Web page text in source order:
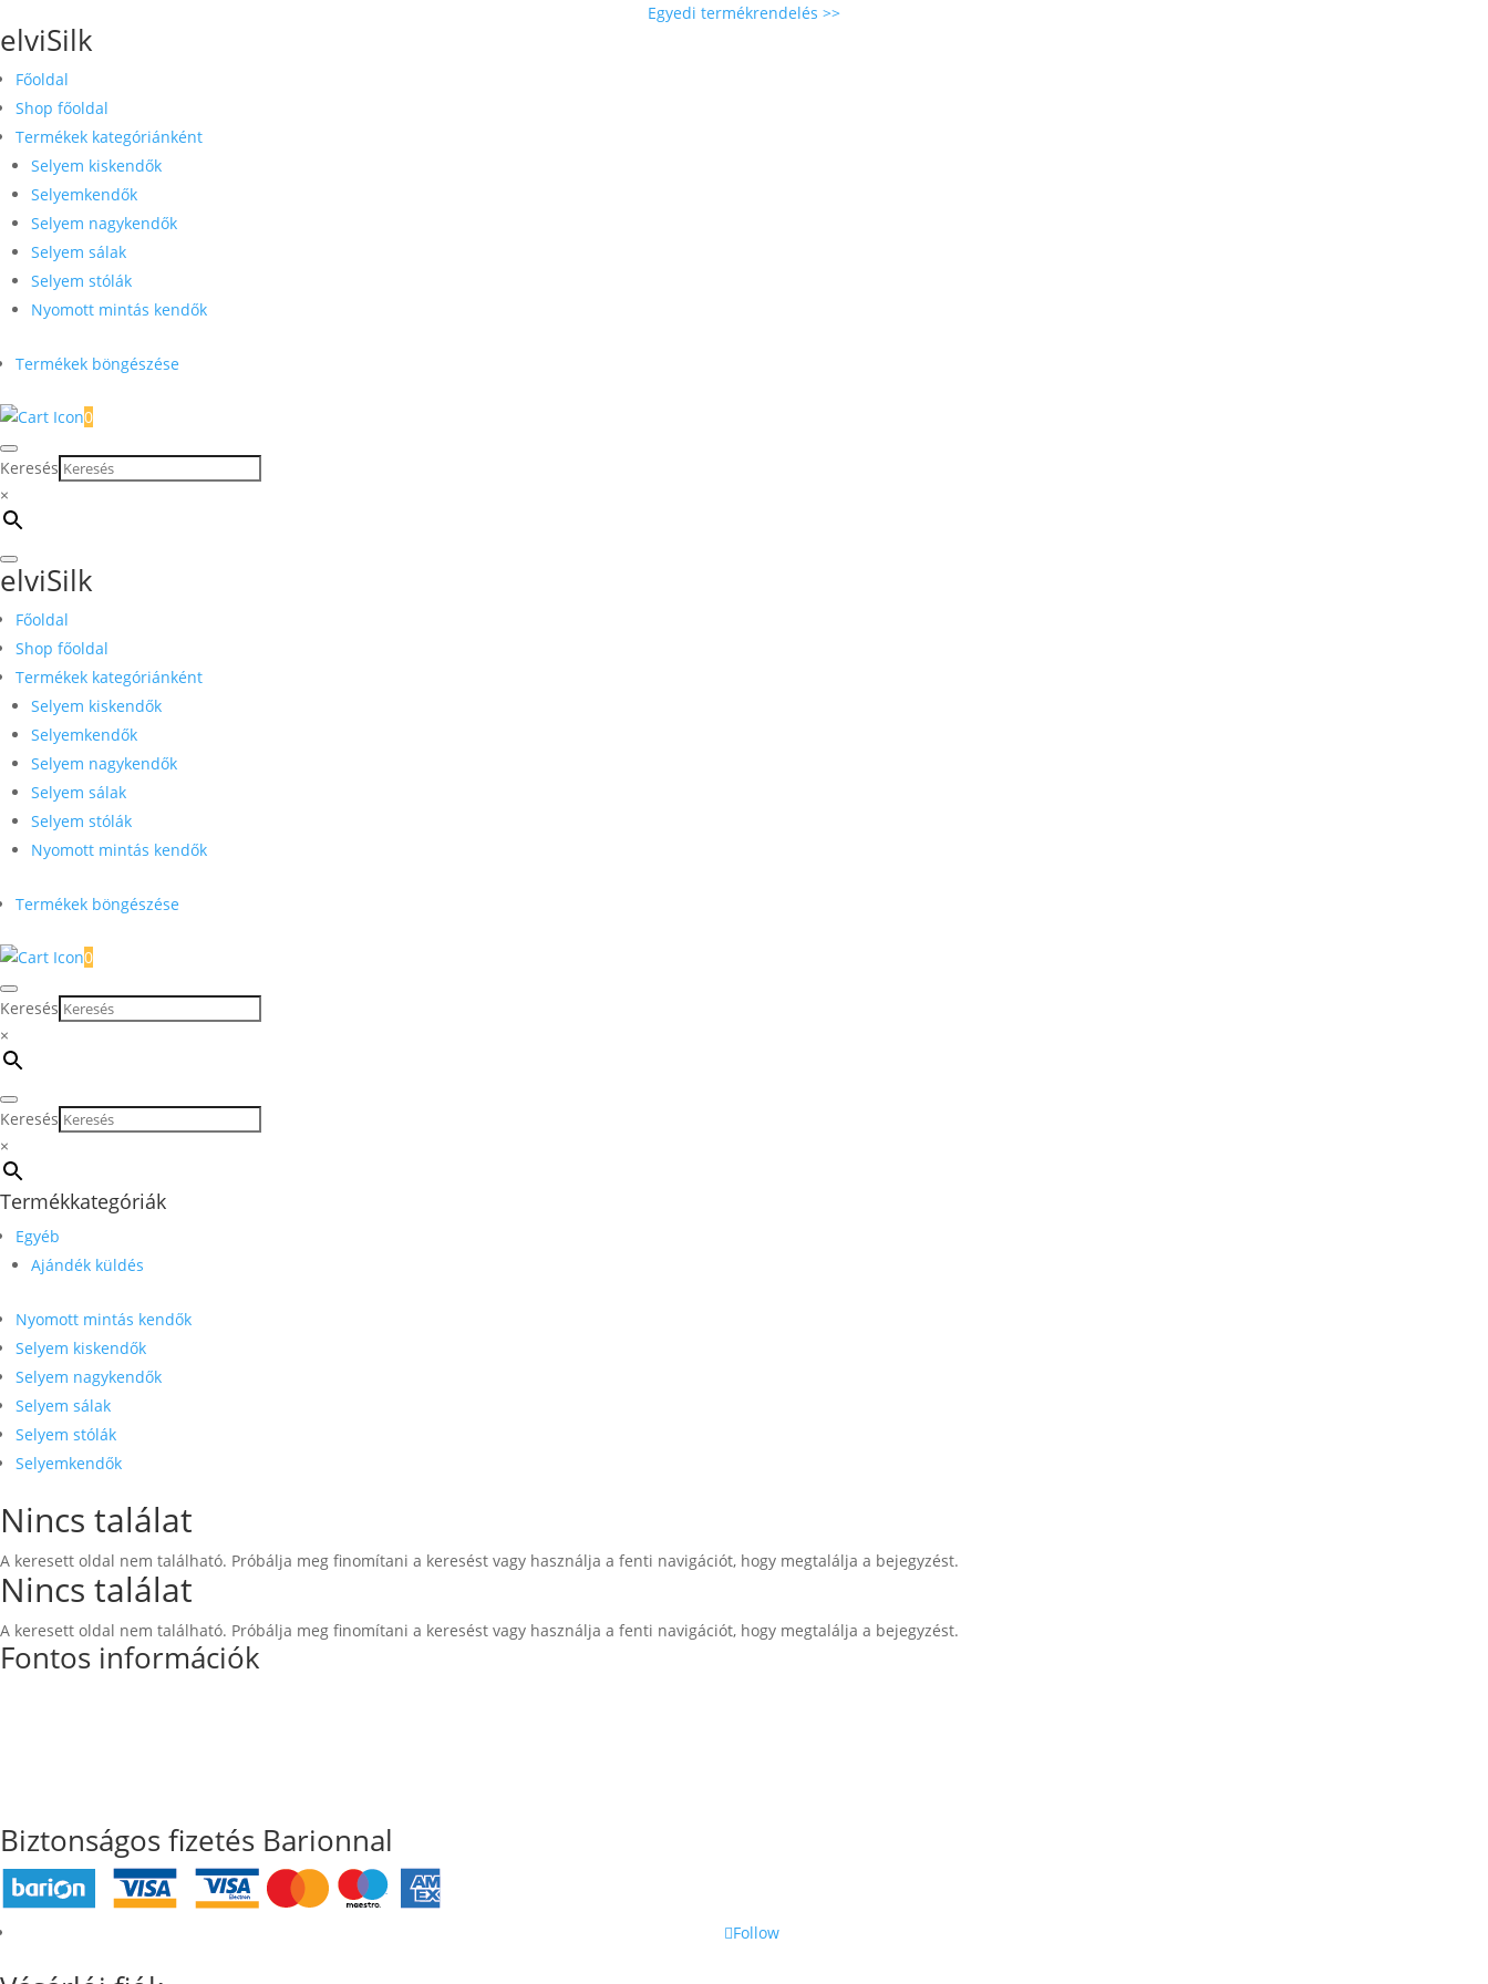
Egyedi termékrendelés >>
elviSilk
Főoldal
Shop főoldal
Termékek kategóriánként
Selyem kiskendők
Selyemkendők
Selyem nagykendők
Selyem sálak
Selyem stólák
Nyomott mintás kendők
Termékek böngészése
0
Keresés
×
elviSilk
Főoldal
Shop főoldal
Termékek kategóriánként
Selyem kiskendők
Selyemkendők
Selyem nagykendők
Selyem sálak
Selyem stólák
Nyomott mintás kendők
Termékek böngészése
0
Keresés
×
Keresés
×
Termékkategóriák
Egyéb
Ajándék küldés
Nyomott mintás kendők
Selyem kiskendők
Selyem nagykendők
Selyem sálak
Selyem stólák
Selyemkendők
Nincs találat
A keresett oldal nem található. Próbálja meg finomítani a keresést vagy használja a fenti navigációt, hogy megtalálja a bejegyzést.
Nincs találat
A keresett oldal nem található. Próbálja meg finomítani a keresést vagy használja a fenti navigációt, hogy megtalálja a bejegyzést.
Fontos információk
Biztonságos fizetés Barionnal
Follow